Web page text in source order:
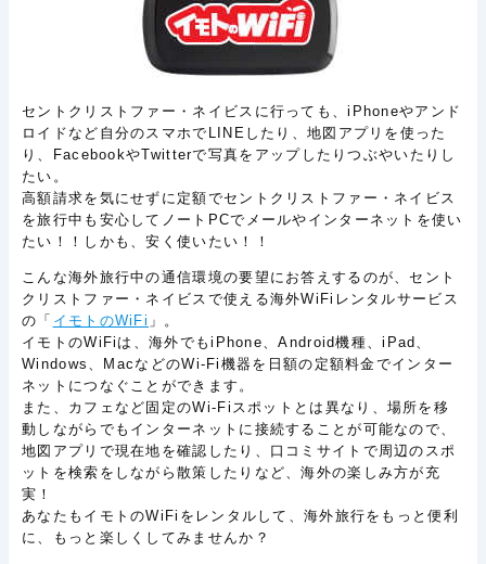
セントクリストファー・ネイビスに行っても、iPhoneやアンド
ロイドなど自分のスマホでLINEしたり、地図アプリを使った
り、FacebookやTwitterで写真をアップしたりつぶやいたりし
たい。
高額請求を気にせずに定額でセントクリストファー・ネイビス
を旅行中も安心してノートPCでメールやインターネットを使い
たい！！しかも、安く使いたい！！
こんな海外旅行中の通信環境の要望にお答えするのが、セント
クリストファー・ネイビスで使える海外WiFiレンタルサービス
の「 イモトのWiFi 」。
イモトのWiFiは、海外でもiPhone、Android機種、iPad、
Windows、MacなどのWi-Fi機器を日額の定額料金でインター
ネットにつなぐことができます。
また、カフェなど固定のWi-Fiスポットとは異なり、場所を移
動しながらでもインターネットに接続することが可能なので、
地図アプリで現在地を確認したり、口コミサイトで周辺のスポ
ットを検索をしながら散策したりなど、海外の楽しみ方が充
実！
あなたもイモトのWiFiをレンタルして、海外旅行をもっと便利
に、もっと楽しくしてみませんか？